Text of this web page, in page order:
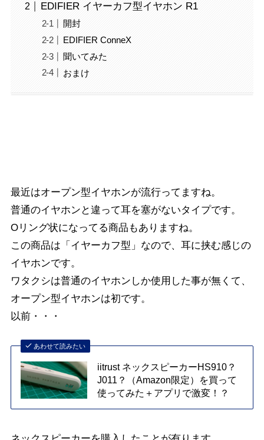
EDIFIER イヤーカフ型イヤホン R1
開封
EDIFIER ConneX
聞いてみた
おまけ
最近はオープン型イヤホンが流行ってますね。
普通のイヤホンと違って耳を塞がないタイプです。
Oリング状になってる商品もありますね。
この商品は「イヤーカフ型」なので、耳に挟む感じの
イヤホンです。
ワタクシは普通のイヤホンしか使用した事が無くて、
オープン型イヤホンは初です。
以前・・・
あわせて読みたい
iitrust ネックスピーカーHS910？
J011？（Amazon限定）を買って
使ってみた＋アプリで激変！？